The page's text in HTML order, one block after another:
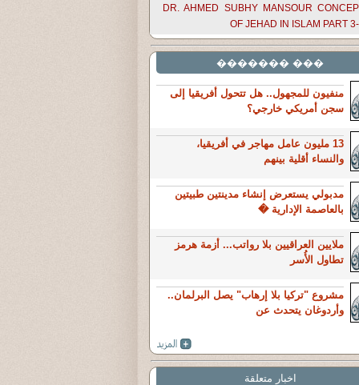
DR. AHMED SUBHY MANSOUR
OF JEHAD IN ISLAM PART
��� �������
منفيون للمجهول.. هل تتحول أفريقيا إلى
سجن أمريكي خارجي؟
13 مليون عامل مهاجر في أفريقيا،
والنساء أقلية بينهم
مدبولي يستعرض إنشاء مدينتين طبيتين
بالعاصمة الإدارية �
ملايين العراقيين بلا رواتب... أزمة هرمز
تطاول الأُسر
مشروع "تركيا بلا إرهاب" يصل البرلمان..
وأردوغان يتحدث عن
اخبار متعلقة